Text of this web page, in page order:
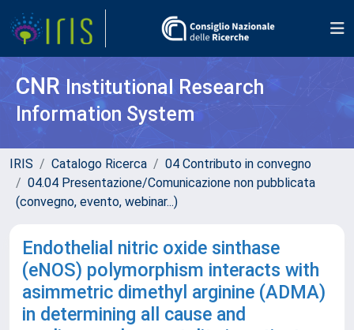
CNR Institutional Research
Information System
IRIS Catalogo Ricerca
04 Contributo in convegno
04.04 Presentazione/Comunicazione non pubblicata
(convegno, evento, webinar...)
Endothelial nitric oxide sinthase
(eNOS) polymorphism interacts with
asimmetric dimethyl arginine (ADMA)
in determining all cause and